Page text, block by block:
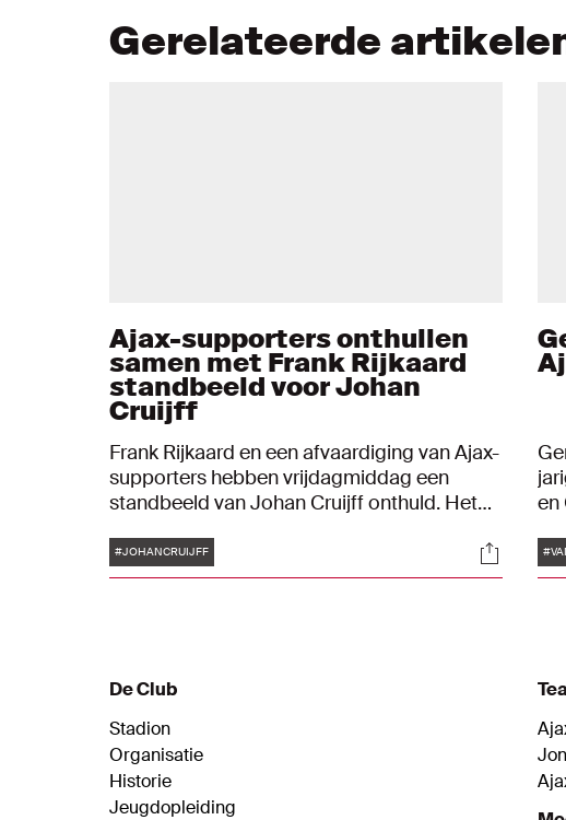
Gerelateerde
Ajax-supporters onthullen
samen met Frank Rijkaard
standbeeld voor Johan
Cruijff
Frank Rijkaard en een afvaardiging van Ajax-
supporters hebben vrijdagmiddag een
standbeeld van Johan Cruijff onthuld. Het
hoofdingang van de Johan Cruijff ArenA en
is ontworpen door kunstenaar Hans Jouta.
Delegatie.
Tags
#JOHANCRUIJFF Socials
en
De Club
Stadion
Organisatie
Historie
Jeugdopleiding